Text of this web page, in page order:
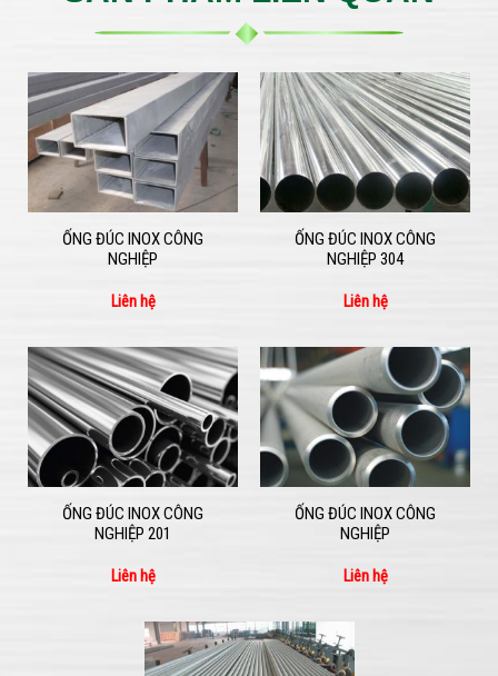
ỐNG ĐÚC INOX CÔNG
NGHIỆP
Liên hệ
ỐNG ĐÚC INOX CÔNG
NGHIỆP 304
Liên hệ
ỐNG ĐÚC INOX CÔNG
NGHIỆP 201
Liên hệ
ỐNG ĐÚC INOX CÔNG
NGHIỆP
Liên hệ